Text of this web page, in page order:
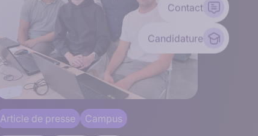
Contact
Candidature
Article de presse Campus